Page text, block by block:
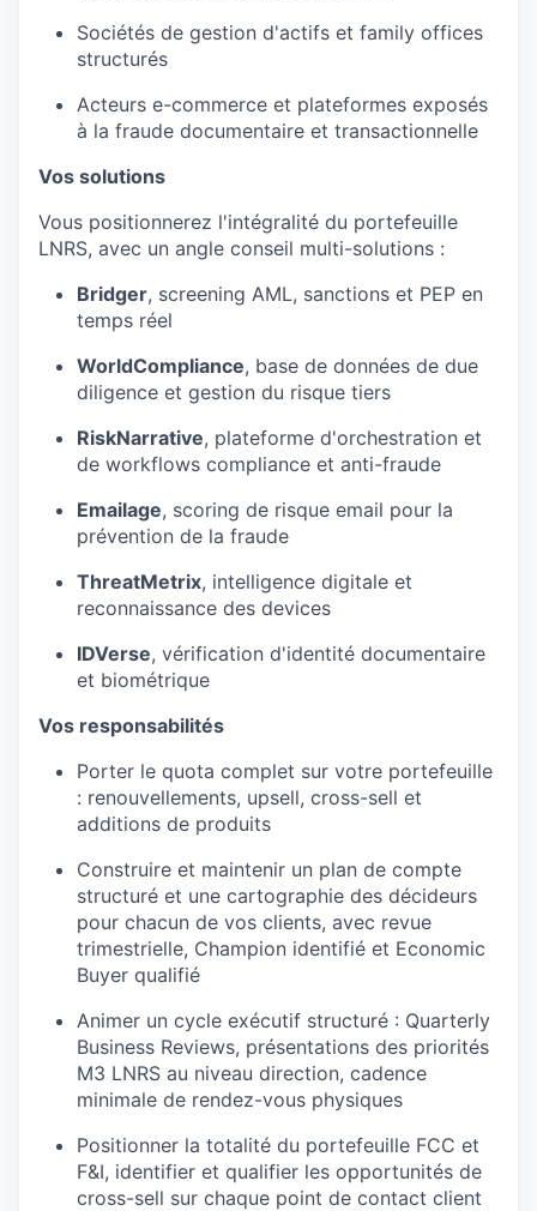
Sociétés de gestion d'actifs et family offices
structurés
Acteurs e-commerce et plateformes exposés
à la fraude documentaire et transactionnelle
Vos solutions
Vous positionnerez l'intégralité du portefeuille
LNRS, avec un angle conseil multi-solutions :
Bridger, screening AML, sanctions et PEP en
temps réel
WorldCompliance, base de données de due
diligence et gestion du risque tiers
RiskNarrative, plateforme d'orchestration et
de workflows compliance et anti-fraude
Emailage, scoring de risque email pour la
prévention de la fraude
ThreatMetrix, intelligence digitale et
reconnaissance des devices
IDVerse, vérification d'identité documentaire
et biométrique
Vos responsabilités
Porter le quota complet sur votre portefeuille
: renouvellements, upsell, cross-sell et
additions de produits
Construire et maintenir un plan de compte
structuré et une cartographie des décideurs
pour chacun de vos clients, avec revue
trimestrielle, Champion identifié et Economic
Buyer qualifié
Animer un cycle exécutif structuré : Quarterly
Business Reviews, présentations des priorités
M3 LNRS au niveau direction, cadence
minimale de rendez-vous physiques
Positionner la totalité du portefeuille FCC et
F&I, identifier et qualifier les opportunités de
cross-sell sur chaque point de contact client